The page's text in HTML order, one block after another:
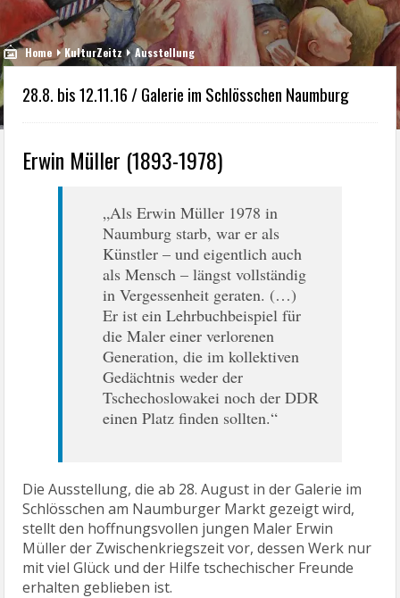
Home KulturZeitz Ausstellung
28.8. bis 12.11.16 / Galerie im Schlösschen Naumburg
Erwin Müller (1893-1978)
„Als Erwin Müller 1978 in
Naumburg starb, war er als
Künstler – und eigentlich auch
als Mensch – längst vollständig
in Vergessenheit geraten. (…)
Er ist ein Lehrbuchbeispiel für
die Maler einer verlorenen
Generation, die im kollektiven
Gedächtnis weder der
Tschechoslowakei noch der DDR
einen Platz finden sollten.“
Die Ausstellung, die ab 28. August in der Galerie im
Schlösschen am Naumburger Markt gezeigt wird,
stellt den hoffnungsvollen jungen Maler Erwin
Müller der Zwischenkriegszeit vor, dessen Werk nur
mit viel Glück und der Hilfe tschechischer Freunde
erhalten geblieben ist.